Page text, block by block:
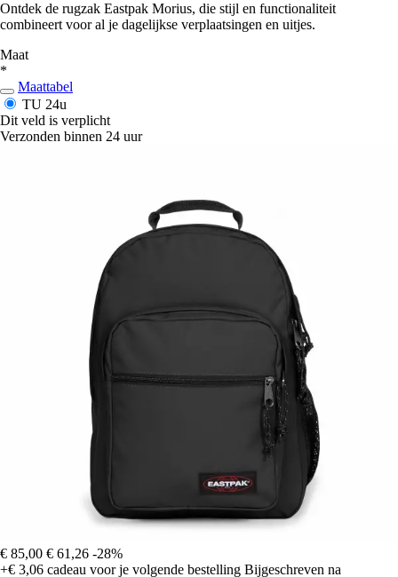
Ontdek de rugzak Eastpak Morius, die stijl en functionaliteit
combineert voor al je dagelijkse verplaatsingen en uitjes.
Maat
*
Maattabel
TU 24u
Dit veld is verplicht
Verzonden binnen 24 uur
€ 85,00 € 61,26 -28%
+€ 3,06 cadeau voor je volgende bestelling Bijgeschreven na